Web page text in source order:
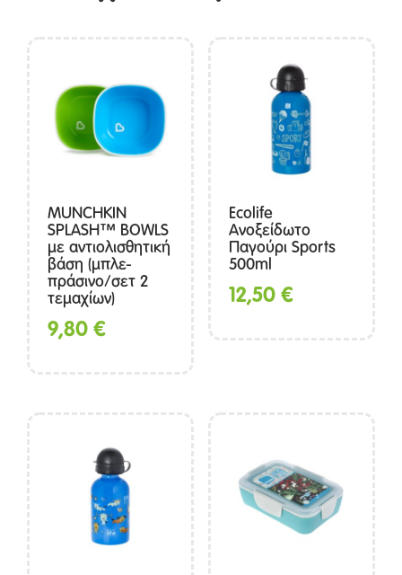
MUNCHKIN
SPLASH™ BOWLS
με αντιολισθητική
βάση (μπλε-
πράσινο/σετ 2
τεμαχίων)
9,80€
Ecolife
Ανοξείδωτο
Παγούρι Sports
500ml
12,50€